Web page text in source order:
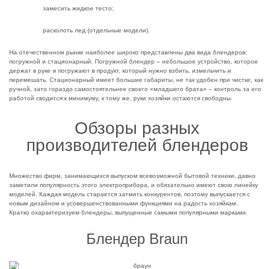
замесить жидкое тесто;
расколоть лед (отдельные модели).
На отечественном рынке наиболее широко представлены два вида блендеров:
погружной и стационарный. Погружной блендер – небольшое устройство, которое
держат в руке и погружают в продукт, который нужно взбить, измельчить и
перемешать. Стационарный имеет большие габариты, не так удобен при чистке, как
ручной, зато гораздо самостоятельнее своего «младшего брата» – контроль за его
работой сводится к минимуму, к тому же, руки хозяйки остаются свободны.
Обзоры разных
производителей блендеров
Множество фирм, занимающихся выпуском всевозможной бытовой техники, давно
заметили популярность этого электроприбора, и обязательно имеют свою линейку
моделей. Каждая модель старается затмить конкурентов, поэтому выпускается с
новым дизайном и усовершенствованными функциями на радость хозяйкам.
Кратко охарактеризуем блендеры, выпущенные самыми популярными марками.
Блендер Braun